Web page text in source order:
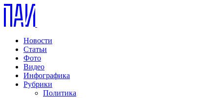
Новости
Статьи
Фото
Видео
Инфографика
Рубрики
Политика